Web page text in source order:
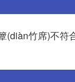
(diàn竹席)不符